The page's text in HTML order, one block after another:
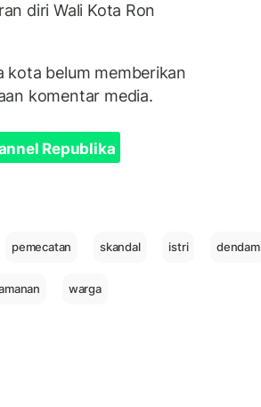
diri Wali Kota Ron
kota belum memberikan
komentar media.
Republika
pemecatan skandal istri dendam
warga